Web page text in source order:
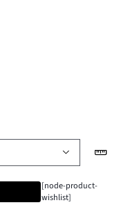
[node-product-
wishlist]